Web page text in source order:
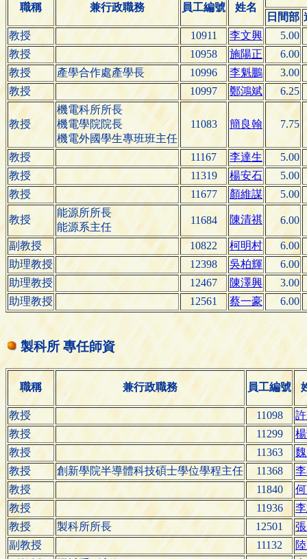
職稱 兼行政職務 員工編號
姓名
日間部
教授
10911 李文興
5.00
教授
10958 施陽正
6.00
教授
產學合作處產學長 10996 李魁鵬
3.00
教授
10997 鄭鴻斌 6.25
教授
機電科所所長
機電學院院長
機電外國學生專班班主任
11083 簡良翰 7.75
教授 11167 李達生
5.00
教授
11319 楊安石
5.00
教授
11677 顏維謀 5.00
教授
能源所所長
能源系主任
11684 陳清祺 6.00
副教授 10822 柯明村
6.00
助理教授
12398 吳柏輝
6.00
助理教授
12467 陳澤興
3.00
助理教授
12561 蔡一豪 6.00
製科所 專任師資
職稱 兼行政職務 員工編號
教授 11098
教授
11299
教授
11363
教授
創新學院半導體科技碩士學位學程主任 11368
教授
11840
教授
11936
教授
製科所所長 12501
副教授
11132